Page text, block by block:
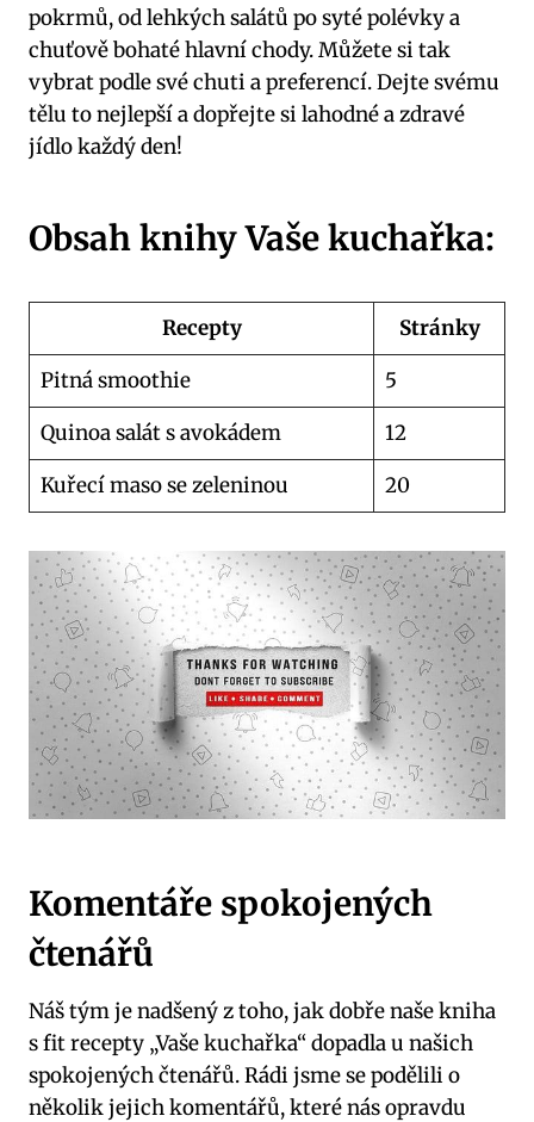
pokrmů, od lehkých salátů po syté polévky a
chuťově bohaté hlavní chody. Můžete si tak
vybrat podle své chuti a preferencí. Dejte svému
tělu to nejlepší a dopřejte si lahodné a zdravé
jídlo každý den!
Obsah knihy Vaše kuchařka:
Recepty
Stránky
Pitná smoothie
5
Quinoa salát s avokádem
12
Kuřecí maso se zeleninou
20
Komentáře spokojených
čtenářů
Náš tým je nadšený z toho, jak dobře naše kniha
s fit recepty „Vaše kuchařka“ dopadla u našich
spokojených čtenářů. Rádi jsme se podělili o
několik jejich komentářů, které nás opravdu